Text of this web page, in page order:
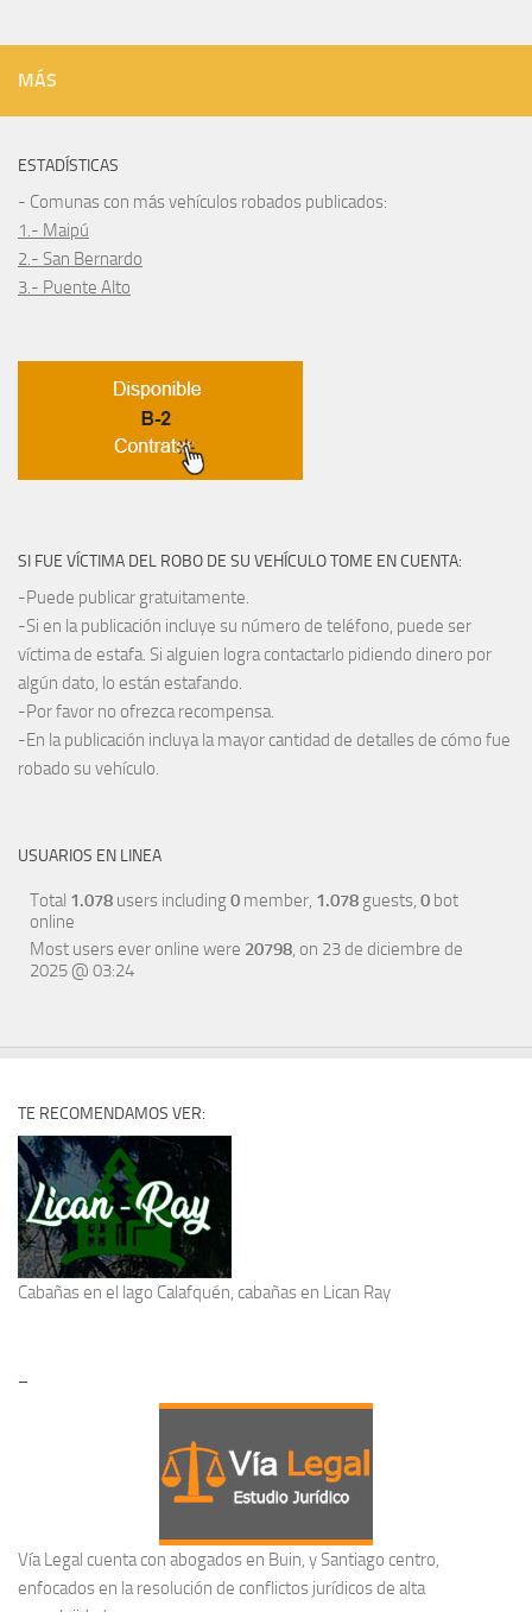
MÁS
ESTADÍSTICAS
- Comunas con más vehículos robados publicados:
1.- Maipú
2.- San Bernardo
3.- Puente Alto
SI FUE VÍCTIMA DEL ROBO DE SU VEHÍCULO TOME EN CUENTA:
-Puede publicar gratuitamente.
-Si en la publicación incluye su número de teléfono, puede ser
víctima de estafa. Si alguien logra contactarlo pidiendo dinero por
algún dato, lo están estafando.
-Por favor no ofrezca recompensa.
-En la publicación incluya la mayor cantidad de detalles de cómo fue
robado su vehículo.
USUARIOS EN LINEA
Total 1.078 users including0 member, 1.078 guests, 0 bot
online
Most users ever online were 20798, on 23 de diciembre de
2025 @ 03:24
TE RECOMENDAMOS VER:
Cabañas en el lago Calafquén, cabañas en Lican Ray
–
Vía Legal cuenta con abogados en Buin, y Santiago centro,
enfocados en la resolución de conflictos jurídicos de alta